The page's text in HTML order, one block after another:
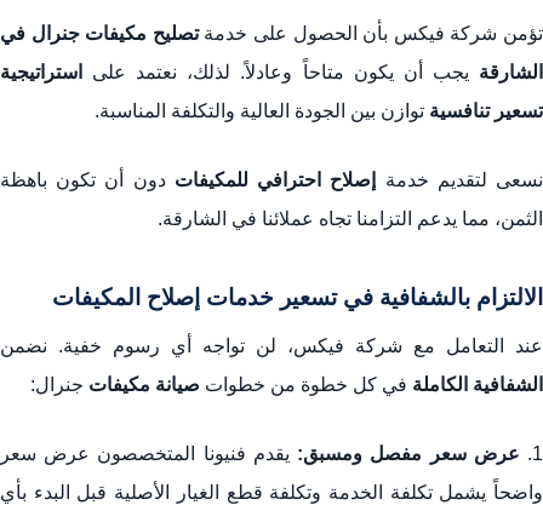
تؤمن شركة فيكس بأن الحصول على خدمةتصليح مكيفات جنرال في
الشارقة يجب أن يكون متاحاً وعادلاً. لذلك، نعتمد على
استراتيجية
تسعير تنافسية توازن بين الجودة العالية والتكلفة المناسبة.
نسعى لتقديم خدمة إصلاح احترافي للمكيفات دون أن تكون باهظة
الثمن، مما يدعم التزامنا تجاه عملائنا في الشارقة.
الالتزام بالشفافية في تسعير خدمات إصلاح المكيفات
عند التعامل مع شركة فيكس، لن تواجه أي رسوم خفية. نضمن
الشفافية الكاملة في كل خطوة من خطوات صيانة مكيفات جنرال:
1. عرض سعر مفصل ومسبق: يقدم فنيونا المتخصصون عرض سعر
واضحاً يشمل تكلفة الخدمة وتكلفة قطع الغيار الأصلية قبل البدء بأي